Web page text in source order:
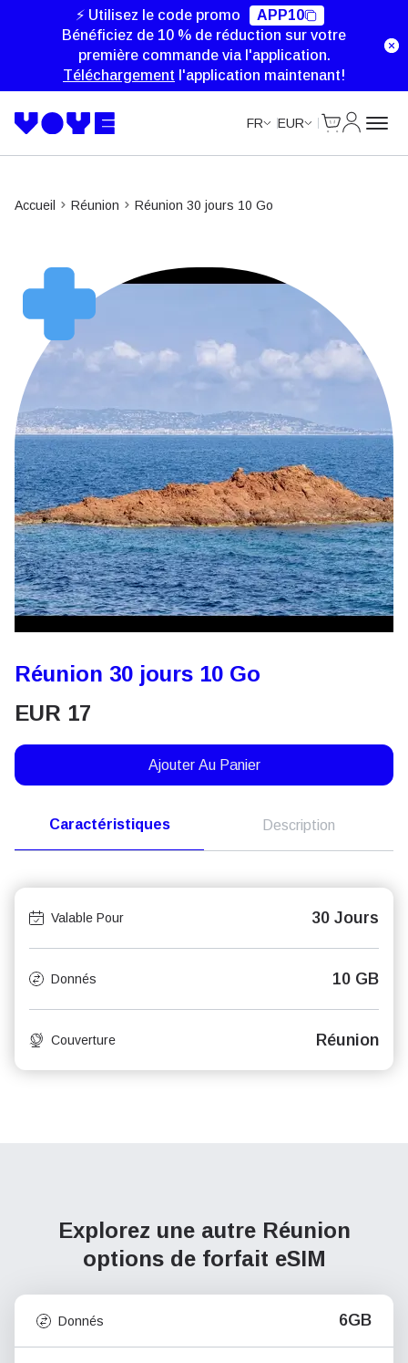
⚡ Utilisez le code promo
APP10
Bénéficiez de 10 % de réduction sur votre
première commande via l'application.
Téléchargement l'application maintenant!
FR EUR
Accueil Réunion Réunion 30 jours 10 Go
Réunion 30 jours 10 Go
EUR 17
Ajouter Au Panier
Caractéristiques Description
Valable Pour 30 Jours
Donnés 10 GB
Couverture Réunion
Explorez une autre Réunion
options de forfait eSIM
Donnés 6GB